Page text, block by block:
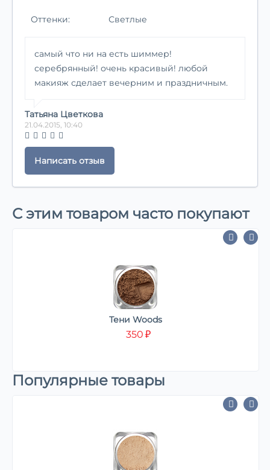
Оттенки: Светлые
самый что ни на есть шиммер!
серебрянный! очень красивый! любой
макияж сделает вечерним и праздничным.
Татьяна Цветкова
21.04.2015, 10:40
Написать отзыв
С этим товаром часто покупают
Тени Woods
350 ₽
Популярные товары